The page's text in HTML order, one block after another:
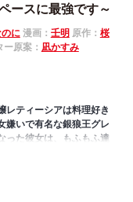
ースに最強です～
のに漫画： 壬明 原作： 桜
原案： 凪かすみ
レティーシアは料理好き
嫌いで有名な銀狼王グレ
った彼女は、もふもふ達
だがある日、美しい銀の
が徐々に変化してい